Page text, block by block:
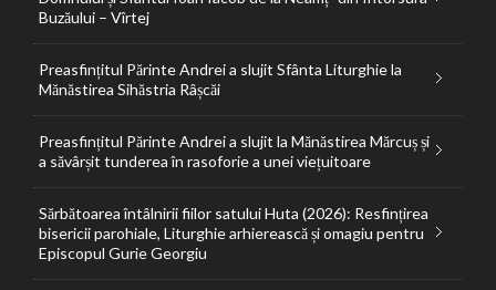
Buzăului – Vîrtej
Preasfințitul Părinte Andrei a slujit Sfânta Liturghie la
Mănăstirea Sihăstria Râșcăi
Preasfințitul Părinte Andrei a slujit la Mănăstirea Mărcuș și
a săvârșit tunderea în rasoforie a unei viețuitoare
Sărbătoarea întâlnirii fiilor satului Huta (2026): Resfințirea
bisericii parohiale, Liturghie arhierească și omagiu pentru
Episcopul Gurie Georgiu